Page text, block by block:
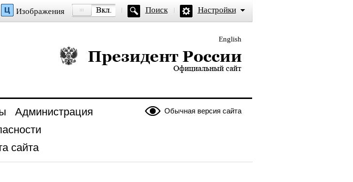
Изображения Поиск Настройки
English
Президент России — официальный сайт
Обычная версия сайта
Администрация
сайта